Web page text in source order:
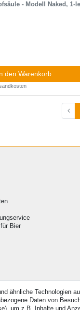
- Modell Naked, 1-
den Warenkorb
Bier
ähnliche Technologien
Daten von
um z.B. Inhalte und